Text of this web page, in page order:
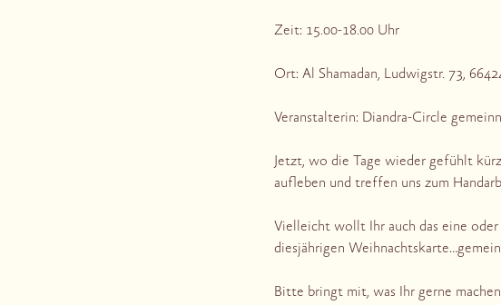
Zeit: 15.00-18.00 Uhr
Ort: Al Shamadan, Ludwigstr. 73,
Veranstalterin: Diandra-Circle
Jetzt, wo die Tage wieder gefühlt
aufleben und treffen uns zum
Vielleicht wollt Ihr auch das eine
diesjährigen
Bitte bringt mit, was Ihr gerne